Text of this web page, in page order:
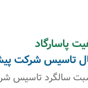
پاسارگاد
تاسیس شرکت
سالگرد تاسیس